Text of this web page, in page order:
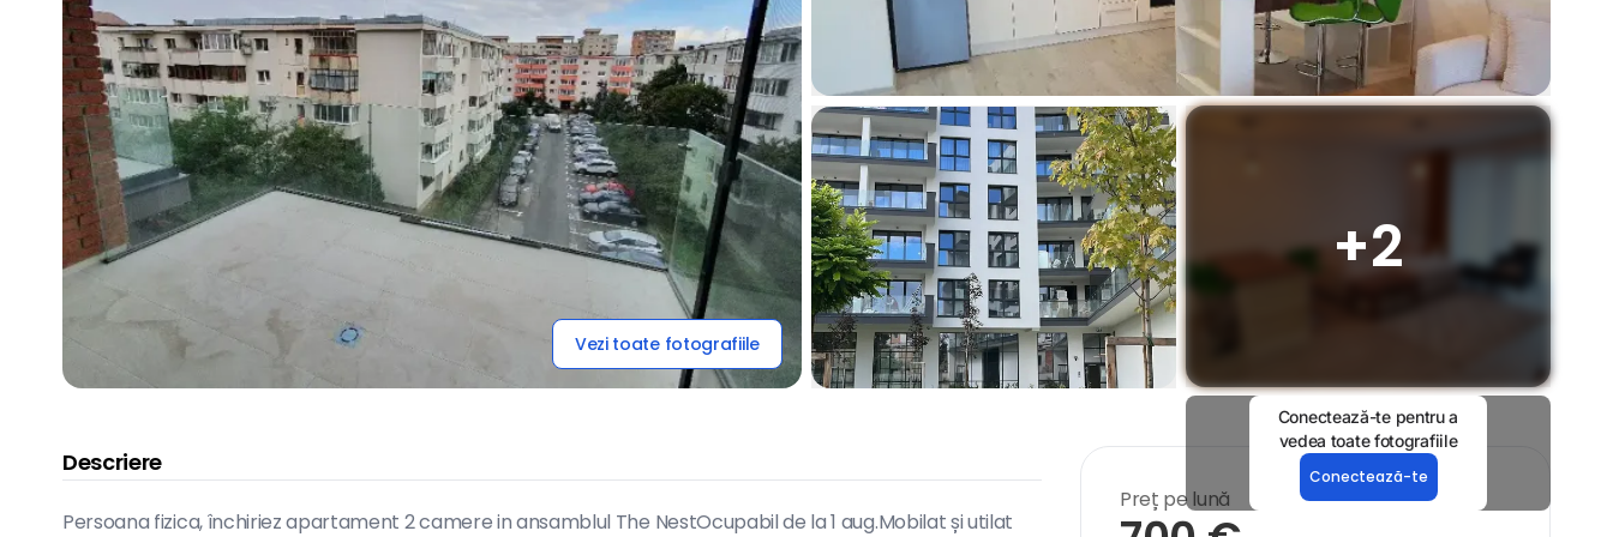
Vezi toate fotografiile
Conectează-te pentru a
vedea toate fotografiile
Conectează-te
+2
Descriere
Persoana fizica, închiriez apartament 2 camere in ansamblul The NestOcupabil de la 1 aug.Mobilat și utilat
Preț pe lună